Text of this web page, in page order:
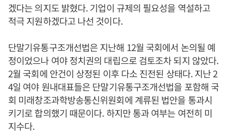
겠다는 의지도 밝혔다. 기업이 규제의 필요성을 역설하고
적극 지원하겠다고 나선 것이다.
단말기유통구조개선법은 지난해 12월 국회에서 논의될 예
정이었으나 여야 정치권의 대립으로 검토조차 되지 않았다.
2월 국회에 안건이 상정된 이후 다소 진전된 상태다. 지난 2
4일 여야 원내대표들은 단말기유통구조개선법을 포함해 국
회 미래창조과학방송통신위원회에 계류된 법안을 통과시
키기로 합의했기 때문이다. 하지만 통과 여부는 여전히 미
지수다.